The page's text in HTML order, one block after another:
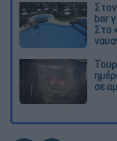
bar
Στο
σε